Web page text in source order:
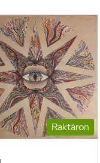
Raktáron